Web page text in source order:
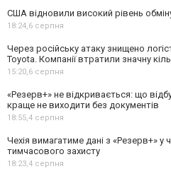
США відновили високий рівень
18:24,6 серпня
Через російську атаку знищено
Toyota. Компанії втратили значну
15:20,6 серпня
«Резерв+» не відкривається: що
краще не виходити без документів
18:55,4 серпня
Чехія вимагатиме дані з «Резерв+» у
тимчасового захисту
18:23,4 серпня